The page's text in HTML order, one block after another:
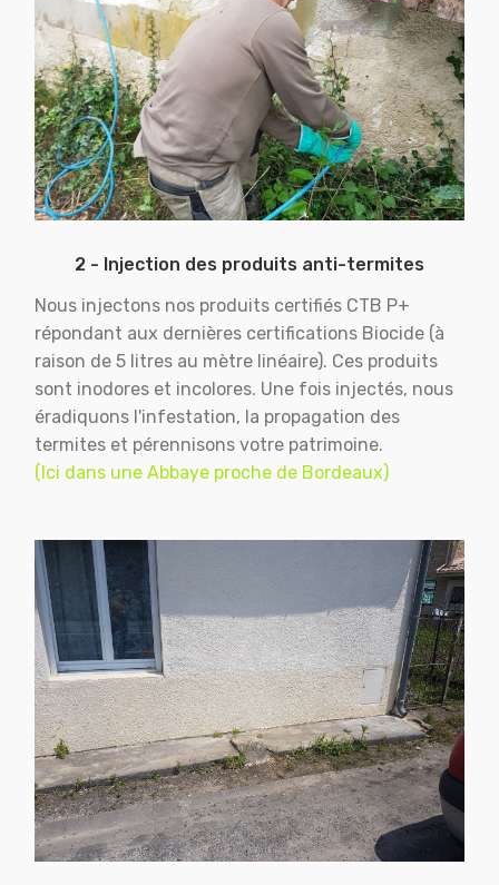
2 - Injection des produits anti-termites
Nous injectons nos produits certifiés CTB P+
répondant aux dernières certifications Biocide (à
raison de 5 litres au mètre linéaire). Ces produits
sont inodores et incolores. Une fois injectés, nous
éradiquons l'infestation, la propagation des
termites et pérennisons votre patrimoine.
(Ici dans une Abbaye proche de Bordeaux)